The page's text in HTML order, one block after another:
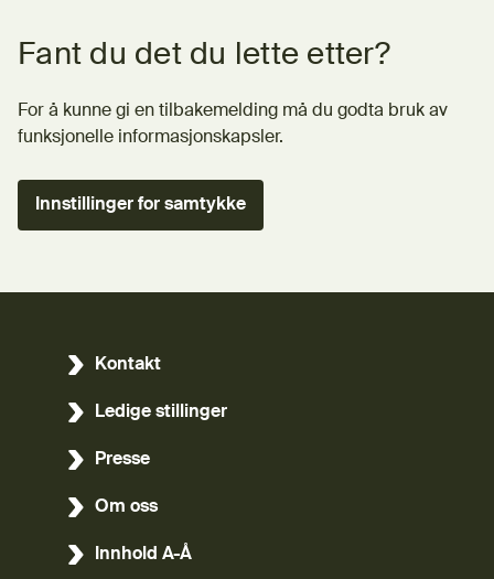
Fant du det du lette etter?
For å kunne gi en tilbakemelding må du godta bruk av
funksjonelle informasjonskapsler.
Innstillinger for samtykke
Kontakt
Ledige stillinger
Presse
Om oss
Innhold A-Å